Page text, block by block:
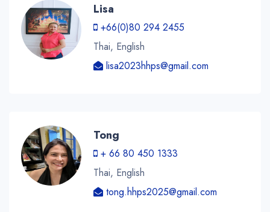
Lisa
+66(0)80 294 2455
Thai, English
lisa2023hhps@gmail.com
Tong
+ 66 80 450 1333
Thai, English
tong.hhps2025@gmail.com